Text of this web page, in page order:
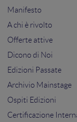
Manifesto
A chi è rivolto
Offerte attive
Dicono di Noi
Edizioni Passate
Archivio Mainstage
Ospiti Edizioni
Certificazione